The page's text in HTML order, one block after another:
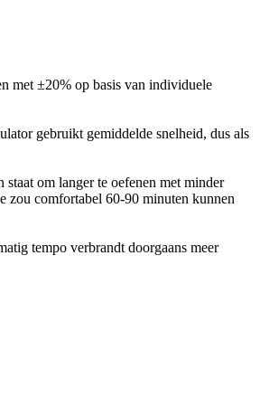
met ±20% op basis van individuele
gebruikt gemiddelde snelheid, dus als
om langer te oefenen met minder
zou comfortabel 60-90 minuten kunnen
tempo verbrandt doorgaans meer